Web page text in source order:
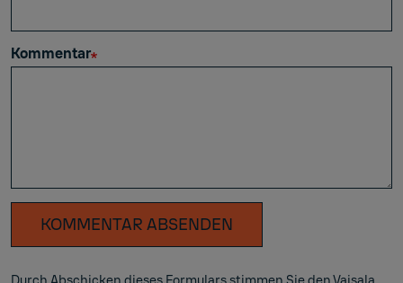
Kommentar
KOMMENTAR ABSENDEN